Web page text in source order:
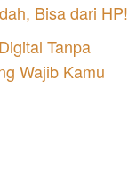
Bisa dari HP!
Tanpa
Wajib Kamu